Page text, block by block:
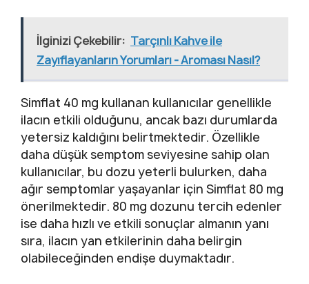
İlginizi Çekebilir: Tarçınlı Kahve ile
Zayıflayanların Yorumları - Aroması Nasıl?
Simflat 40 mg kullanan kullanıcılar genellikle
ilacın etkili olduğunu, ancak bazı durumlarda
yetersiz kaldığını belirtmektedir. Özellikle
daha düşük semptom seviyesine sahip olan
kullanıcılar, bu dozu yeterli bulurken, daha
ağır semptomlar yaşayanlar için Simflat 80 mg
önerilmektedir. 80 mg dozunu tercih edenler
ise daha hızlı ve etkili sonuçlar almanın yanı
sıra, ilacın yan etkilerinin daha belirgin
olabileceğinden endişe duymaktadır.